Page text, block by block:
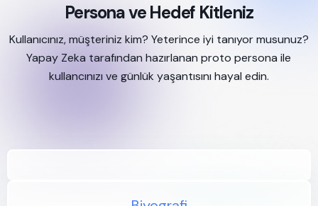
Persona ve Hedef Kitleniz
Kullanıcınız, müşteriniz kim? Yeterince iyi tanıyor musunuz?
Yapay Zeka tarafından hazırlanan proto persona ile
kullancınızı ve günlük yaşantısını hayal edin.